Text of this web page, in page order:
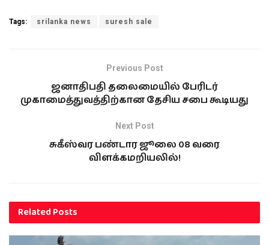
மனிதாபிமானப்
பிரச்சினைகளில்
தலையிடுமாறு கோரி,
2026-06-23
In "இலங்கை"
சித்திரவதைக்குள்ளாக்
கப்படுவதாக கூறப்படும்
சம்பவத்தில் மனித
உரிமை ஆணைக்குழு
In "இலங்கை"